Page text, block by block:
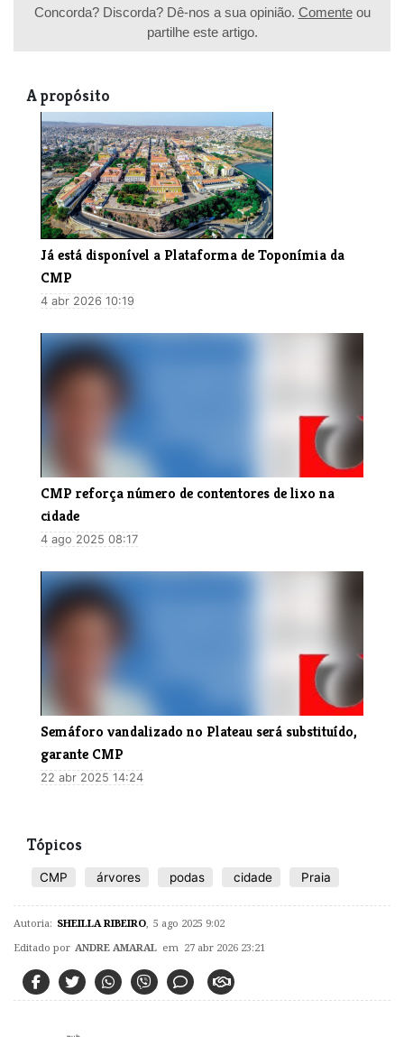
Concorda? Discorda? Dê-nos a sua opinião. Comenteou
partilhe este artigo.
A propósito
Já está disponível a Plataforma de Toponímia da
CMP
4 abr 2026 10:19
CMP reforça número de contentores de lixo na
cidade
4 ago 2025 08:17
Semáforo vandalizado no Plateau será substituído,
garante CMP
22 abr 2025 14:24
Tópicos
CMP árvores podas cidade Praia
Autoria: SHEILLA RIBEIRO 5 ago 2025 9:02
Editado por ANDRE AMARAL em 27 abr 2026 23:21